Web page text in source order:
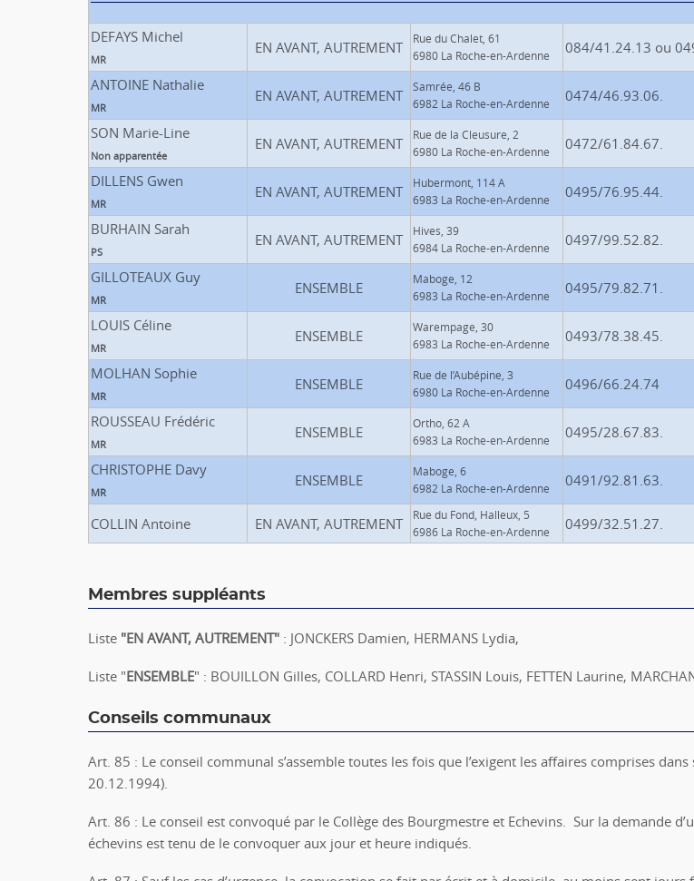
DEFAYS Michel
MR
EN AVANT, AUTREMENT
Rue du Chalet, 61
6980 La Roche-en-Ardenne
084/41.24.13 ou
ANTOINE Nathalie
MR
EN AVANT, AUTREMENT
Samrée, 46 B
6982 La Roche-en-Ardenne
0474/46.93.06.
SON Marie-Line
Non apparentée
EN AVANT, AUTREMENT
Rue de la Cleusure, 2
6980 La Roche-en-Ardenne
0472/61.84.67.
DILLENS Gwen
MR
EN AVANT, AUTREMENT
Hubermont, 114 A
6983 La Roche-en-Ardenne
0495/76.95.44.
BURHAIN Sarah
PS
EN AVANT, AUTREMENT
Hives, 39
6984 La Roche-en-Ardenne
0497/99.52.82.
GILLOTEAUX Guy
MR
ENSEMBLE
Maboge, 12
6983 La Roche-en-Ardenne
0495/79.82.71.
LOUIS Céline
MR
ENSEMBLE
Warempage, 30
6983 La Roche-en-Ardenne
0493/78.38.45.
MOLHAN Sophie
MR
ENSEMBLE
Rue de l’Aubépine, 3
6980 La Roche-en-Ardenne
0496/66.24.74
ROUSSEAU Frédéric
MR
ENSEMBLE
Ortho, 62 A
6983 La Roche-en-Ardenne
0495/28.67.83.
CHRISTOPHE Davy
MR
ENSEMBLE
Maboge, 6
6982 La Roche-en-Ardenne
0491/92.81.63.
COLLIN Antoine EN AVANT, AUTREMENT
Rue du Fond, Halleux, 5
6986 La Roche-en-Ardenne
0499/32.51.27.
Membres suppléants
Liste "EN AVANT, AUTREMENT" : JONCKERS Damien, HERMANS Lydia,
Liste "ENSEMBLE" : BOUILLON Gilles, COLLARD Henri, STASSIN Louis, FETTEN Laurine,
Conseils communaux
Art. 85 : Le conseil communal s’assemble toutes les fois que l’exigent les affaires comprises
20.12.1994).
Art. 86 : Le conseil est convoqué par le Collège des Bourgmestre et Echevins. Sur la demande
échevins est tenu de le convoquer aux jour et heure indiqués.